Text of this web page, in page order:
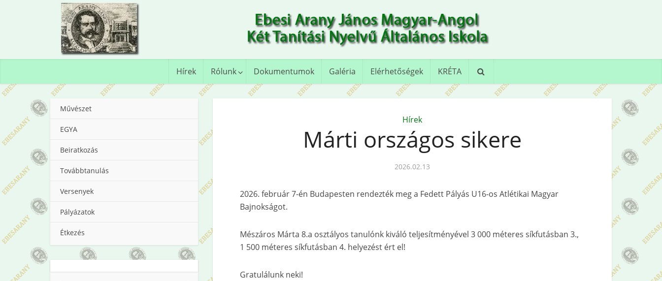
Hírek Rólunk Dokumentumok Galéria Elérhetőségek KRÉTA
Művészet
EGYA
Beiratkozás
Továbbtanulás
Versenyek
Pályázatok
Étkezés
Hírek
Márti országos sikere
2026.02.13
2026. február 7-én Budapesten rendezték meg a Fedett Pályás U16-os Atlétikai Magyar
Bajnokságot.
Mészáros Márta 8.a osztályos tanulónk kiváló teljesítményével 3 000 méteres síkfutásban 3.,
1 500 méteres síkfutásban 4. helyezést ért el!
Gratulálunk neki!